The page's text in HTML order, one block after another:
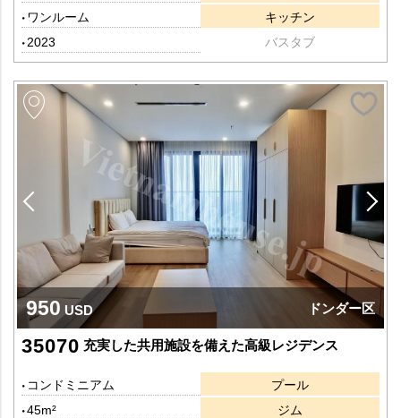
ワンルーム
2023
キッチン
バスタブ
950 USD ドンダー区
35070 充実した共用施設を備えた高級レジデンス
コンドミニアム
45m²
プール
ジム